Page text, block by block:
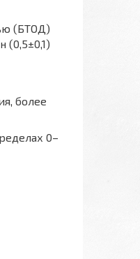
(БТОД)
(0,5±0,1)
более
0–